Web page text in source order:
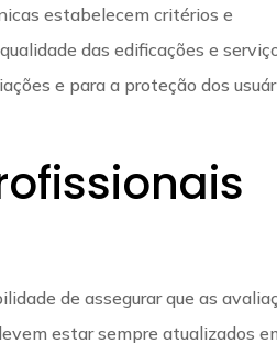
estabelecem critérios e
das edificações e
e para a proteção dos
de assegurar que as
estar sempre atualizados